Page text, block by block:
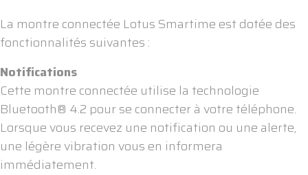
La montre connectée Lotus Smartime est dotée des
fonctionnalités suivantes :
Notifications
Cette montre connectée utilise la technologie
Bluetooth® 4.2 pour se connecter à votre téléphone.
Lorsque vous recevez une notification ou une alerte,
une légère vibration vous en informera
immédiatement.